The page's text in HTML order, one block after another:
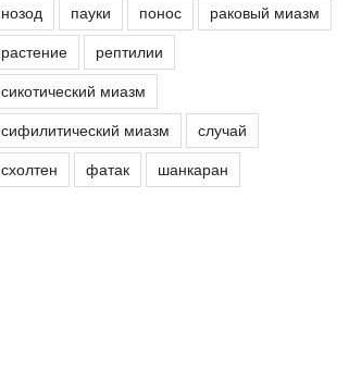
нозод
пауки понос
раковый миазм
растение
рептилии
сикотический миазм
сифилитический миазм
случай
схолтен
фатак шанкаран